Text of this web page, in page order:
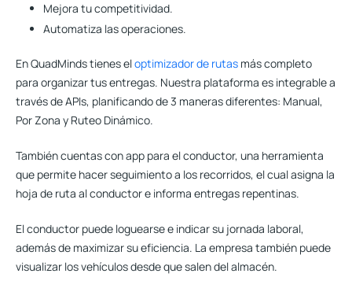
Mejora tu competitividad.
Automatiza las operaciones.
En QuadMinds tienes eloptimizador de rutas más completo
para organizar tus entregas. Nuestra plataforma es integrable a
través de APIs, planificando de 3 maneras diferentes: Manual,
Por Zona y Ruteo Dinámico.
También cuentas con app para el conductor, una herramienta
que permite hacer seguimiento a los recorridos, el cual asigna la
hoja de ruta al conductor e informa entregas repentinas.
El conductor puede loguearse e indicar su jornada laboral,
además de maximizar su eficiencia. La empresa también puede
visualizar los vehículos desde que salen del almacén.